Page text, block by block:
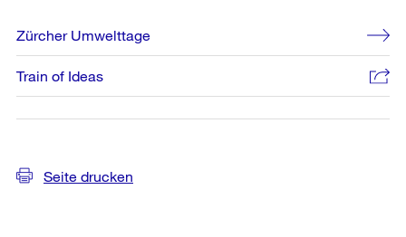
Weitere
Informationen
Zürcher Umwelttage
Train of Ideas
Seite drucken